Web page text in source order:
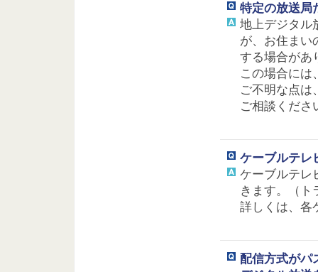
特定の放送局
地上デジタル
が、お住まい
する場合があ
この場合には
ご不明な点は
ご相談くださ
ケーブルテレ
ケーブルテレ
きます。（ト
詳しくは、各
配信方式がパ